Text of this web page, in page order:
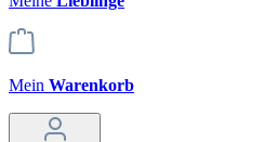
Mein Warenkorb